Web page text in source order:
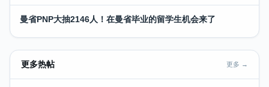
曼省PNP大抽2146人！在曼省毕业的留学生机会来了
更多热帖 更多 →